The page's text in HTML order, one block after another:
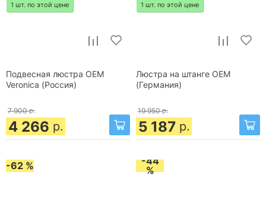
1 шт. по этой цене
Подвесная люстра OEM
Veronica (Россия)
7 900 р.
4 266 р.
1 шт. по этой цене
Люстра на штанге OEM
(Германия)
19 950 р.
5 187 р.
-62 %
-44
%